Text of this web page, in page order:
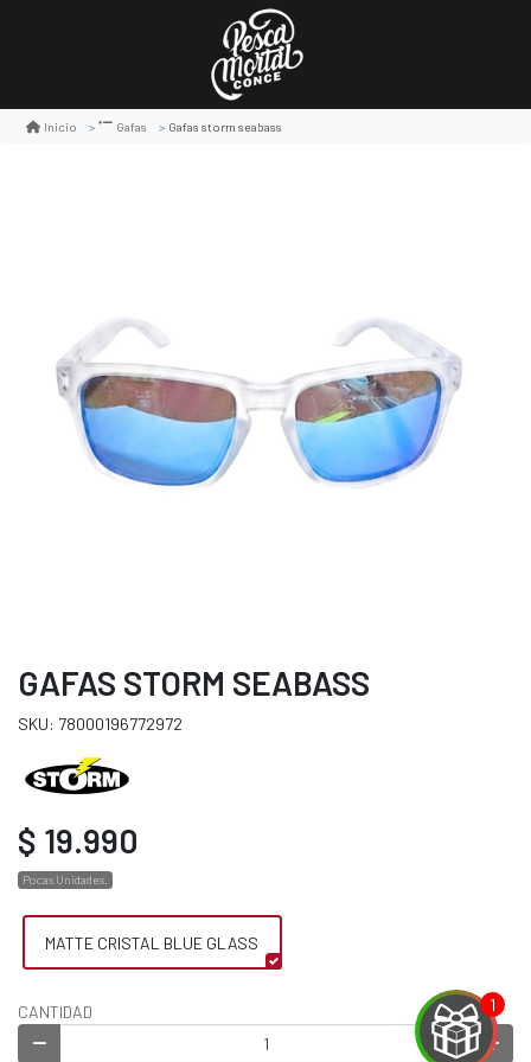
Inicio Gafas Gafas storm seabass
GAFAS STORM SEABASS
SKU: 78000196772972
$ 19.990
Pocas Unidades.
MATTE CRISTAL BLUE GLASS
CANTIDAD